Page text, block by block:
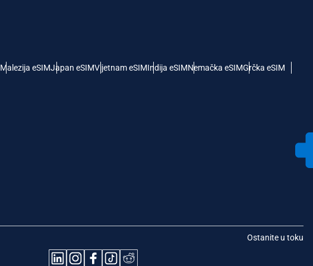
Malezija eSIMJapan eSIMVijetnam eSIMIndija eSIMNemačka eSIMGrčka eSIM
Ostanite u toku